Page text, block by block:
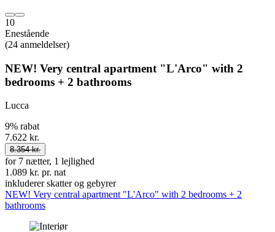
10
Enestående
(24 anmeldelser)
NEW! Very central apartment "L'Arco" with 2
bedrooms + 2 bathrooms
Lucca
9% rabat
7.622 kr.
8.354 kr.
for 7 nætter, 1 lejlighed
1.089 kr. pr. nat
inkluderer skatter og gebyrer
NEW! Very central apartment "L'Arco" with 2 bedrooms + 2
bathrooms